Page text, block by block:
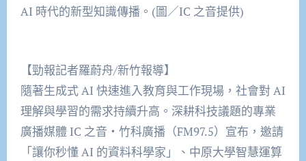
AI 時代的新型知識傳播。(圖／IC 之音提供)
【勁報記者羅蔚舟/新竹報導】
隨著生成式 AI 快速進入教育與工作現場，社會對 AI
理解與學習的需求持續升高。深耕科技議題的專業
廣播媒體 IC 之音・竹科廣播（FM97.5）宣布，邀請
「讓你秒懂 AI 的資料科學家」、中原大學智慧運算